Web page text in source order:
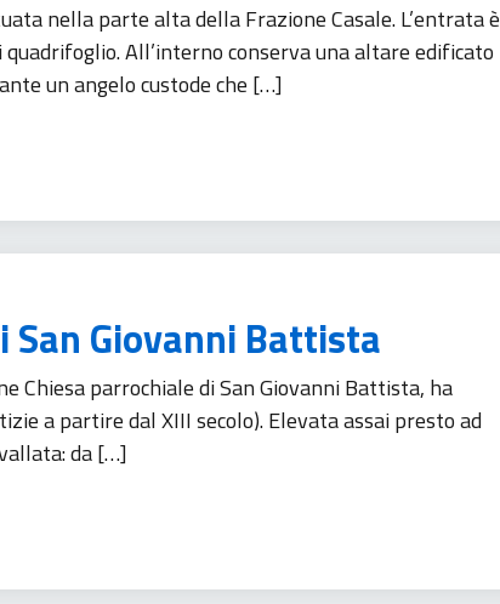
nella parte alta della Frazione Casale. L’entrata è
All’interno conserva una altare edificato
un angelo custode che […]
San Giovanni Battista
Chiesa parrochiale di San Giovanni Battista, ha
a partire dal XIII secolo). Elevata assai presto ad
da […]